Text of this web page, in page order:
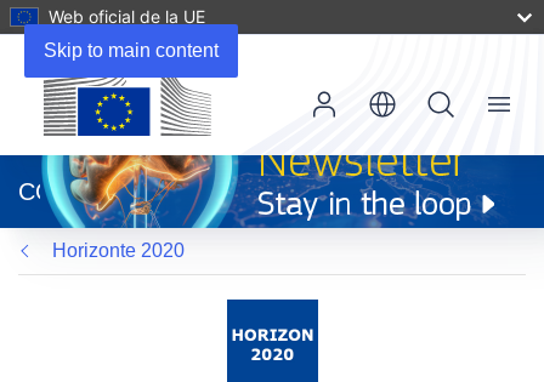
Skip to main content
Web oficial de la UE
abrirá
en
una
nueva
ventana)
CORDIS
Menu
Horizonte 2020